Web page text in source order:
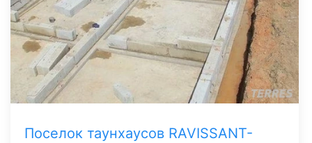
Поселок таунхаусов RAVISSANT-